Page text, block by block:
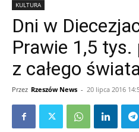
KULTURA
Dni w
Prawie 1,5
z całego
Przez Rzeszów News - 20 lipca 2016